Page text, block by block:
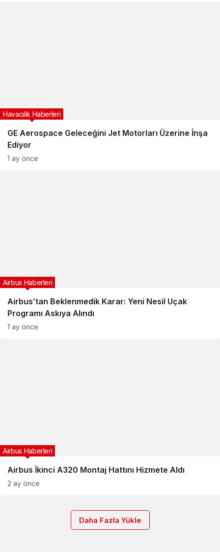
GE Aerospace Geleceğini Jet Motorları Üzerine İnşa
Ediyor
Havacılık Haberleri
1 ay önce
Airbus’tan Beklenmedik Karar: Yeni Nesil Uçak
Programı Askıya Alındı
Airbus Haberleri
1 ay önce
Airbus İkinci A320 Montaj Hattını Hizmete Aldı
Airbus Haberleri
2 ay önce
Daha Fazla Yükle